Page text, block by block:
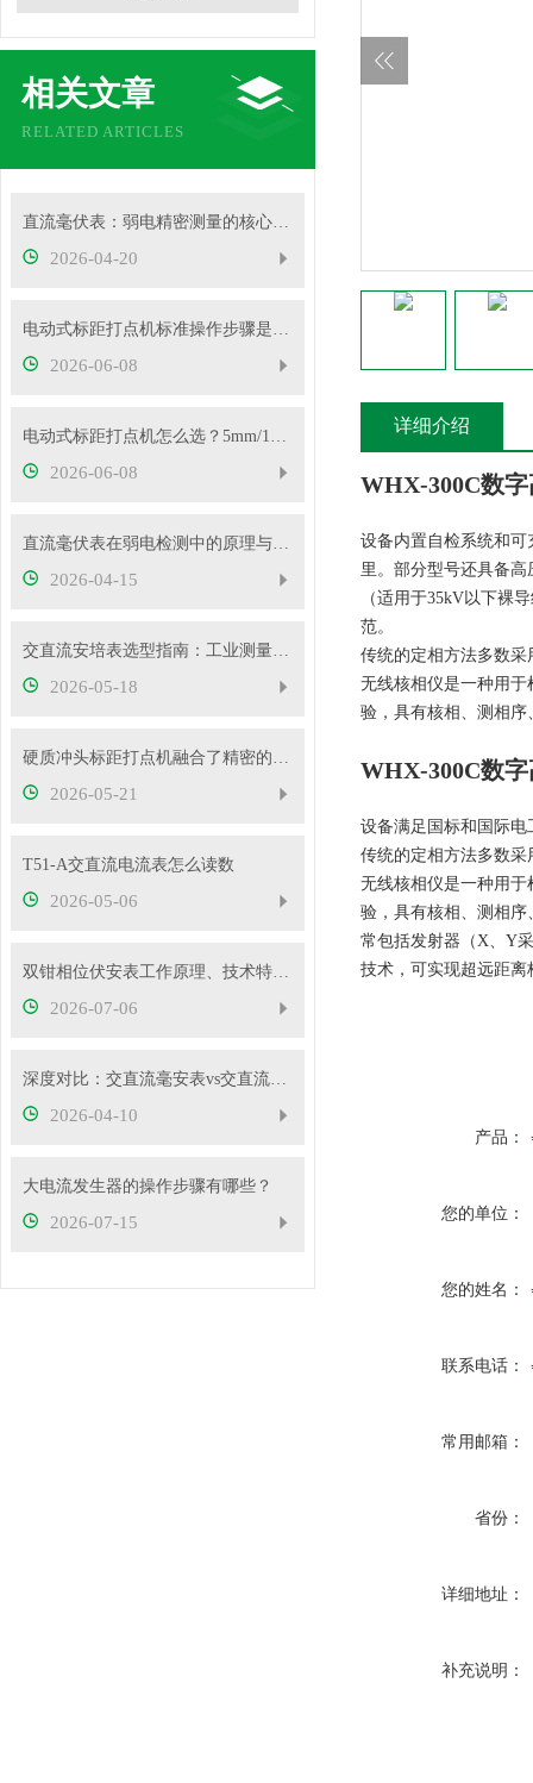
相关文章
RELATED ARTICLES
直流毫伏表：弱电精密测量的核心工具
2026-04-20
电动式标距打点机标准操作步骤是什么？5mm/10mm 标距怎么切换？
2026-06-08
电动式标距打点机怎么选？5mm/10mm 标距怎么挑？
2026-06-08
直流毫伏表在弱电检测中的原理与性能优势
2026-04-15
交直流安培表选型指南：工业测量如何选对型号
2026-05-18
硬质冲头标距打点机融合了精密的机械传动与弹性冲击技术
2026-05-21
T51-A交直流电流表怎么读数
2026-05-06
双钳相位伏安表工作原理、技术特性与电力现场应用解析
2026-07-06
深度对比：交直流毫安表vs交直流安培表vs交直流伏特表
2026-04-10
大电流发生器的操作步骤有哪些？
2026-07-15
详细介绍
WHX-300C数
设备内置自检系统和可
里。部分型号还具备
（适用于35kV以下裸
范。
传统的定相方法多数
无线核相仪是一种用
验，具有核相、测相序
WHX-300C数
设备满足国标和国际
传统的定相方法多数
无线核相仪是一种用
验，具有核相、测相
常包括发射器（X、Y
技术，可实现超远距离
产品：
您的单位：
您的姓名：
联系电话：
常用邮箱：
省份：
详细地址：
补充说明：